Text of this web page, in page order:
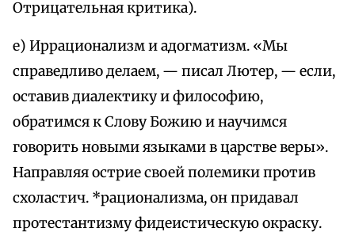
Отрицательная критика).
е) Иррационализм и адогматизм. «Мы
справедливо делаем, — писал Лютер, — если,
оставив диалектику и философию,
обратимся к Слову Божию и научимся
говорить новыми языками в царстве веры».
Направляя острие своей полемики против
схоластич. *рационализма, он придавал
протестантизму фидеистическую окраску.